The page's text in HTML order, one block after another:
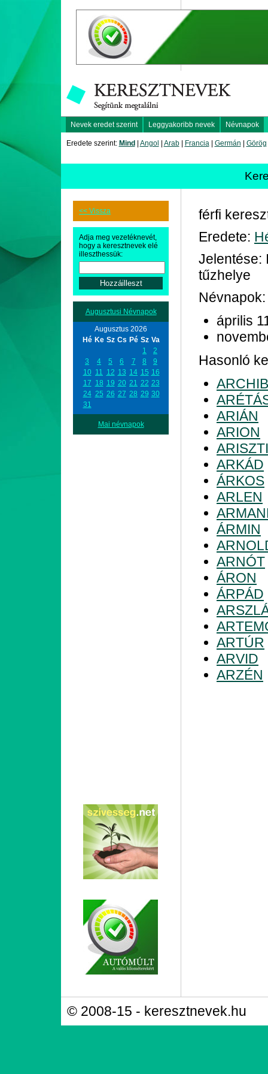
Nevek eredet szerint Leggyakoribb nevek Névnapok
Eredete szerint: Mind Angol Arab| Francia| Germán Görög
<< Vissza
Adja meg vezetéknevét,
hogy a keresztnevek elé
illeszthessük:
Augusztusi Névnapok
Augusztus 2026
Hé Ke Sz Cs Pé Sz Va
1
2
3
4 5 6 7 8
9
10 11 12 13 14 15 16
17 18 19 20 21 22 23
24 25 26 27 28 29 30
31
Mai névnapok
férfi
Eredete:
Jelentése:
tűzhelye
Névnapok:
április
Hasonló
ARIÁN
ARION
ARKÁD
ÁRKOS
ARLEN
ÁRMIN
ARNÓT
ÁRON
ÁRPÁD
ARTÚR
ARVID
ARZÉN
© 2008-15 - keresztnevek.hu